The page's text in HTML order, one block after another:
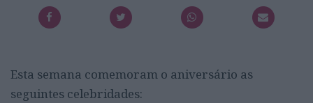
Esta semana comemoram o aniversário as
seguintes celebridades: